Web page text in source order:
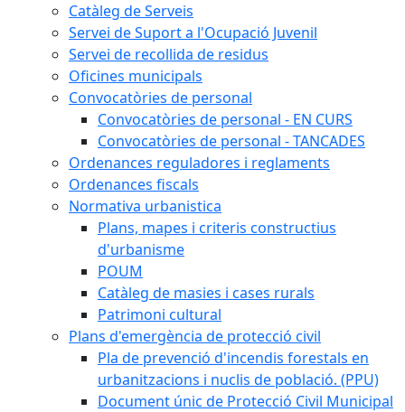
Catàleg de Serveis
Servei de Suport a l'Ocupació Juvenil
Servei de recollida de residus
Oficines municipals
Convocatòries de personal
Convocatòries de personal - EN CURS
Convocatòries de personal - TANCADES
Ordenances reguladores i reglaments
Ordenances fiscals
Normativa urbanistica
Plans, mapes i criteris constructius
d'urbanisme
POUM
Catàleg de masies i cases rurals
Patrimoni cultural
Plans d'emergència de protecció civil
Pla de prevenció d'incendis forestals en
urbanitzacions i nuclis de població. (PPU)
Document únic de Protecció Civil Municipal